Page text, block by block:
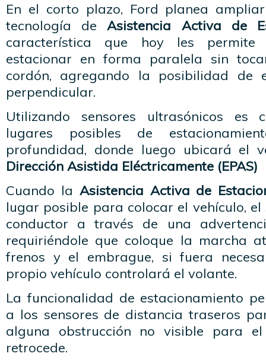
En el corto plazo, Ford planea
tecnología deAsistencia Activa de
característica que hoy les permite
estacionar en forma paralela sin
cordón, agregando la posibilidad de
perpendicular.
Utilizando sensores ultrasónicos es
lugares posibles de
profundidad, donde luego ubicará el
Dirección Asistida Eléctricamente (EPAS)
Cuando la Asistencia Activa de
lugar posible para colocar el vehículo,
conductor a través de una
requiriéndole que coloque la marcha
frenos y el embrague, si fuera
propio vehículo controlará el volante.
La funcionalidad de estacionamiento
a los sensores de distancia traseros
alguna obstrucción no visible para el
retrocede.